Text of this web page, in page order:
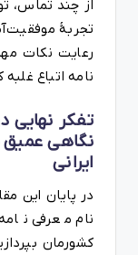
از چند تماس،
تجربۀ
رعایت نکات
نامه اتباع غلبه
تفکر نهایی
نگاهی عمیق
ایرانی
در پایان این
نام معرفی
کشورمان